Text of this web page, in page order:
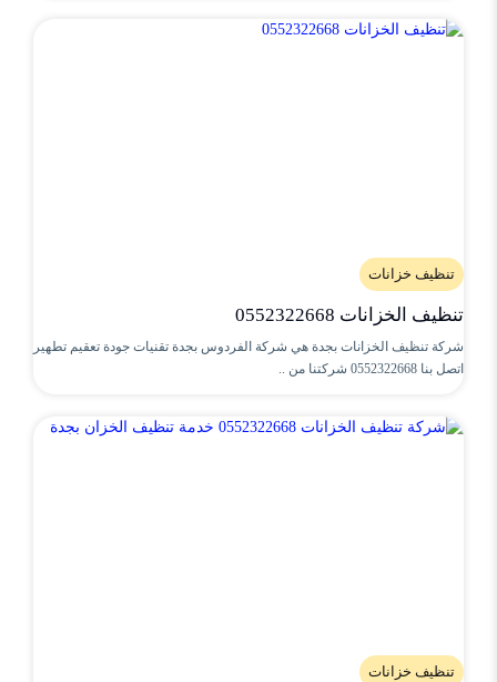
تنظيف خزانات
تنظيف الخزانات 0552322668
شركة تنظيف الخزانات بجدة هي شركة الفردوس بجدة تقنيات جودة تعقيم تطهير
اتصل بنا 0552322668 شركتنا من ..
تنظيف خزانات